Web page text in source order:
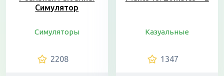
Симулятор
Симуляторы
2208
Казуальные
1347